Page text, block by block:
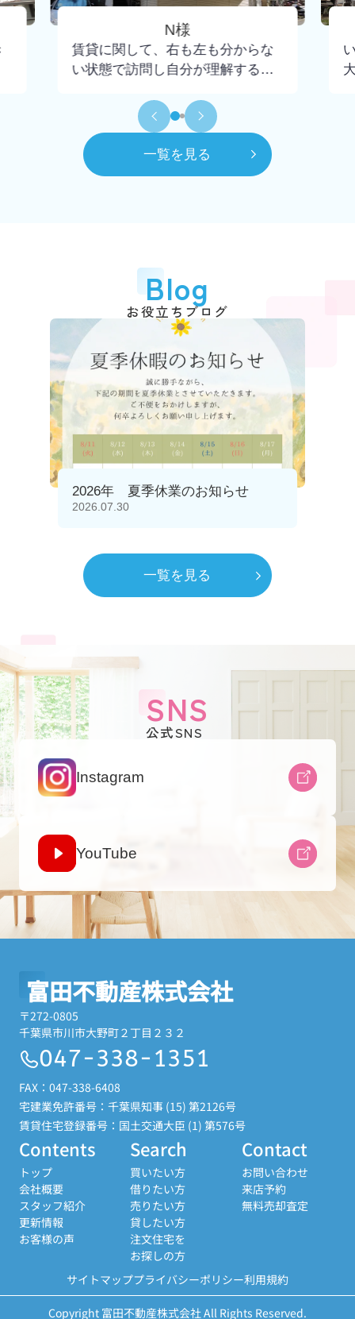
N様
賃貸に関して、右も左も分からな
い状態で訪問し自分が理解するま
もなく契約までいけました。担当
して頂いた大野さんには小さな疑
問にも丁寧に回答頂けたので感謝
してもしきれません。
一覧を見る
Blog
お役立ちブログ
2026年 夏季休業のお知らせ
2026.07.30
一覧を見る
SNS
公式SNS
Instagram
YouTube
富田不動産株式会社
〒272-0805
千葉県市川市大野町２丁目２３２
047-338-1351
FAX：047-338-6408
宅建業免許番号：千葉県知事 (15) 第2126号
賃貸住宅登録番号：国土交通大臣 (1) 第576号
Contents
トップ
会社概要
スタッフ紹介
更新情報
お客様の声
Search
買いたい方
借りたい方
売りたい方
貸したい方
注文住宅を
お探しの方
Contact
お問い合わせ
来店予約
無料売却査定
サイトマッププライバシーポリシー利用規約
Copyright 富田不動産株式会社 All Rights Reserved.